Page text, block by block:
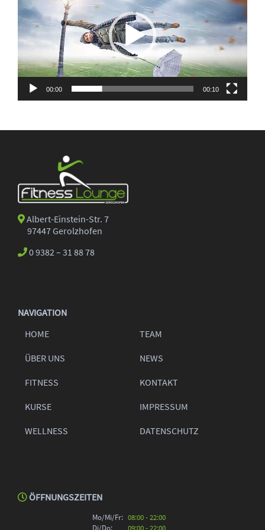
00:00 00:10
Albert-Einstein-Str. 7
97447 Gerolzhofen
0 9382 – 31 88 78
NAVIGATION
HOME
ÜBER UNS
FITNESS
KURSE
WELLNESS
TEAM
NEWS
KONTAKT
IMPRESSUM
DATENSCHUTZ
ÖFFNUNGSZEITEN
Mo/Mi/Fr: 08:00 - 22:00
Di/Do:
09:00 - 22:00